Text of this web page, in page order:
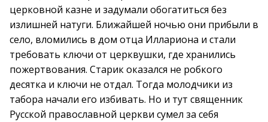
церковной казне и задумали обогатиться без
излишней натуги. Ближайшей ночью они прибыли в
село, вломились в дом отца Иллариона и стали
требовать ключи от церквушки, где хранились
пожертвования. Старик оказался не робкого
десятка и ключи не отдал. Тогда молодчики из
табора начали его избивать. Но и тут священник
Русской православной церкви сумел за себя